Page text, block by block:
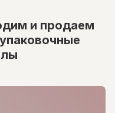
и продаем